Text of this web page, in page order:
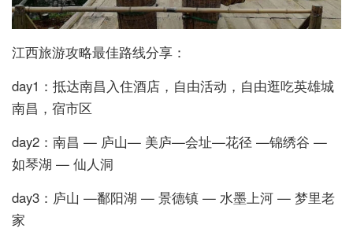
江西旅游攻略最佳路线分享：
day1：抵达南昌入住酒店，自由活动，自由逛吃英雄城
南昌，宿市区
day2：南昌 — 庐山— 美庐—会址—花径 —锦绣谷 —
如琴湖 — 仙人洞
day3：庐山 —鄱阳湖 — 景德镇 — 水墨上河 — 梦里老
家